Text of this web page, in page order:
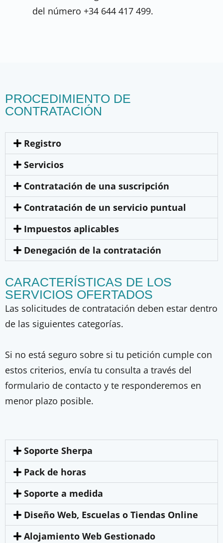
del número +34 644 417 499.
PROCEDIMIENTO DE
CONTRATACIÓN
Registro
Servicios
Contratación de una suscripción
Contratación de un servicio puntual
Impuestos aplicables
Denegación de la contratación
CARACTERÍSTICAS DE LOS
SERVICIOS OFERTADOS
Las solicitudes de contratación deben estar dentro
de las siguientes categorías.
Si no está seguro sobre si tu petición cumple con
estos criterios, envía tu consulta a través del
formulario de contacto y te responderemos en
menor plazo posible.
Soporte Sherpa
Pack de horas
Soporte a medida
Diseño Web, Escuelas o Tiendas Online
Alojamiento Web Gestionado